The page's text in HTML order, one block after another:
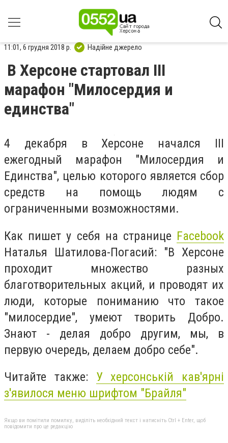
11:01, 6 грудня 2018 р. Надійне джерело
В Херсоне стартовал ІІІ
марафон "Милосердия и
единства"
4 декабря в Херсоне начался ІІІ
ежегодный марафон "Милосердия и
Единства", целью которого является сбор
средств на помощь людям с
ограниченными возможностями.
Как пишет у себя на странице Facebook
Наталья Шатилова-Погасий: "В Херсоне
проходит множество разных
благотворительных акций, и проводят их
люди, которые пониманию что такое
"милосердие", умеют творить Добро.
Знают - делая добро другим, мы, в
первую очередь, делаем добро себе".
Читайте также: У херсонській кав'ярні
з'явилося меню шрифтом "Брайля"
Якщо ви помітили помилку, виділіть необхідний текст і натисніть Ctrl + Enter, щоб
повідомити про це редакцію